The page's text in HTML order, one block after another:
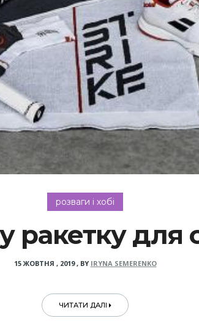
розваги і хобі
ракетку для
15 ЖОВТНЯ , 2019, BY IRYNA SEMERENKO
ЧИТАТИ ДАЛІ